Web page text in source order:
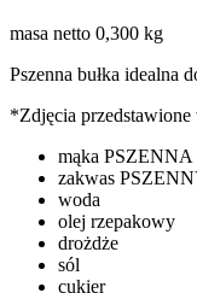
masa netto 0,300 kg
Pszenna bułka idealna
*Zdjęcia
mąka PSZENNA
zakwas
woda
olej rzepakowy
drożdże
sól
cukier